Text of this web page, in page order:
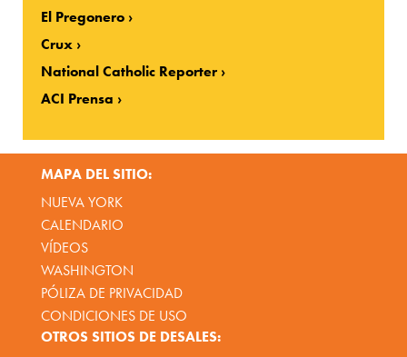
El Pregonero
Crux
National Catholic Reporter
ACI Prensa
MAPA DEL SITIO:
NUEVA YORK
CALENDARIO
VÍDEOS
WASHINGTON
PÓLIZA DE PRIVACIDAD
CONDICIONES DE USO
OTROS SITIOS DE DESALES: